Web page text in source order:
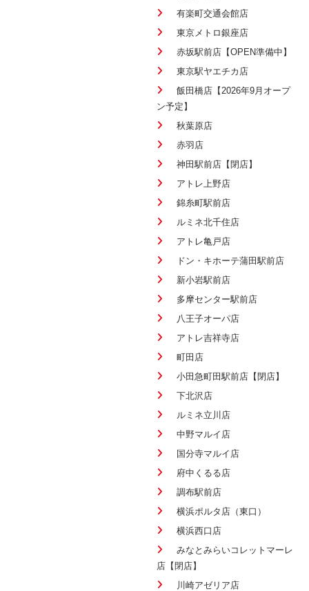
有楽町交通会館店
東京メトロ銀座店
赤坂駅前店【OPEN準備中】
東京駅ヤエチカ店
飯田橋店【2026年9月オープ
ン予定】
秋葉原店
赤羽店
神田駅前店【閉店】
アトレ上野店
錦糸町駅前店
ルミネ北千住店
アトレ亀戸店
ドン・キホーテ蒲田駅前店
新小岩駅前店
多摩センター駅前店
八王子オーパ店
アトレ吉祥寺店
町田店
小田急町田駅前店【閉店】
下北沢店
ルミネ立川店
中野マルイ店
国分寺マルイ店
府中くるる店
調布駅前店
横浜ポルタ店（東口）
横浜西口店
みなとみらいコレットマーレ
店【閉店】
川崎アゼリア店